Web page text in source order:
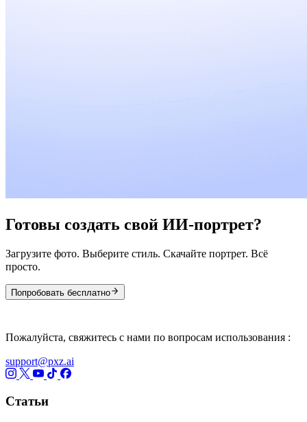
Готовы создать свой ИИ-портрет?
Загрузите фото. Выберите стиль. Скачайте портрет. Всё
просто.
Попробовать бесплатно
Пожалуйста, свяжитесь с нами по вопросам использования :
support@pxz.ai
Статьи